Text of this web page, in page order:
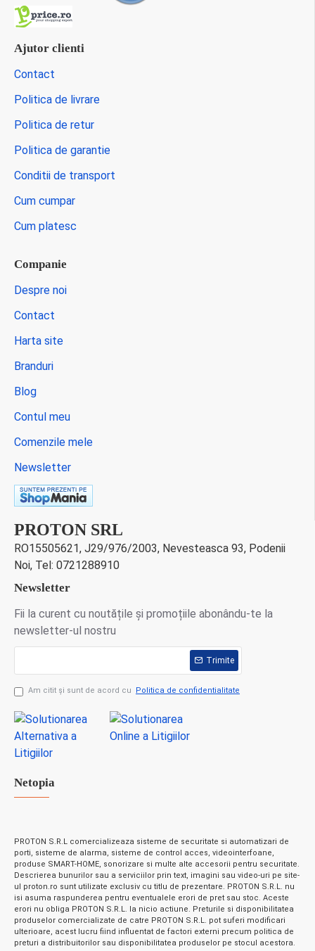
Ajutor clienti
Contact
Politica de livrare
Politica de retur
Politica de garantie
Conditii de transport
Cum cumpar
Cum platesc
Companie
Despre noi
Contact
Harta site
Branduri
Blog
Contul meu
Comenzile mele
Newsletter
PROTON SRL
RO15505621, J29/976/2003, Nevesteasca 93, Podenii
Noi, Tel: 0721288910
Newsletter
Fii la curent cu noutățile și promoțiile abonându-te la
newsletter-ul nostru
Trimite
Am citit şi sunt de acord cu Politica de confidentialitate
Netopia
PROTON S.R.L comercializeaza sisteme de securitate si automatizari de
porti, sisteme de alarma, sisteme de control acces, videointerfoane,
produse SMART-HOME, sonorizare si multe alte accesorii pentru securitate.
Descrierea bunurilor sau a serviciilor prin text, imagini sau video-uri pe site-
ul proton.ro sunt utilizate exclusiv cu titlu de prezentare. PROTON S.R.L. nu
isi asuma raspunderea pentru eventualele erori de pret sau stoc. Aceste
erori nu obliga PROTON S.R.L. la nicio actiune. Preturile si disponibilitatea
produselor comercializate de catre PROTON S.R.L. pot suferi modificari
ulterioare, acest lucru fiind influentat de factori externi precum politica de
preturi a distribuitorilor sau disponibilitatea produselor pe stocul acestora.